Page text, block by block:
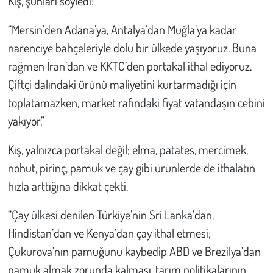
“Mersin’den Adana’ya, Antalya’dan Muğla’ya kadar
narenciye bahçeleriyle dolu bir ülkede yaşıyoruz. Buna
rağmen İran’dan ve KKTC’den portakal ithal ediyoruz.
Çiftçi dalındaki ürünü maliyetini kurtarmadığı için
toplatamazken, market rafındaki fiyat vatandaşın cebini
yakıyor.”
Kış, yalnızca portakal değil; elma, patates, mercimek,
nohut, pirinç, pamuk ve çay gibi ürünlerde de ithalatın
hızla arttığına dikkat çekti.
“Çay ülkesi denilen Türkiye’nin Sri Lanka’dan,
Hindistan’dan ve Kenya’dan çay ithal etmesi;
Çukurova’nın pamuğunu kaybedip ABD ve Brezilya’dan
pamuk almak zorunda kalması, tarım politikalarının